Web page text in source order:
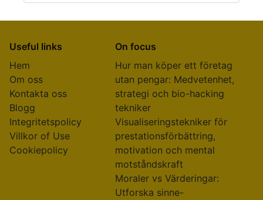
Useful links
Hem
Om oss
Kontakta oss
Blogg
Integritetspolicy
Villkor of Use
Cookiepolicy
On focus
Hur man köper ett företag
utan pengar: Medvetenhet,
strategi och bio-hacking
tekniker
Visualiseringstekniker för
prestationsförbättring,
motivation och mental
motståndskraft
Moraler vs Värderingar:
Utforska sinne-